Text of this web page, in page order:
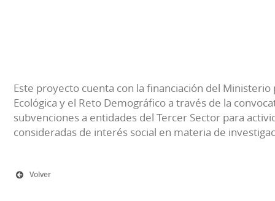
Este proyecto cuenta con la financiación del Ministerio
Ecológica y el Reto Demográfico a través de la
subvenciones a entidades del Tercer Sector para
consideradas de interés social en materia de
Volver